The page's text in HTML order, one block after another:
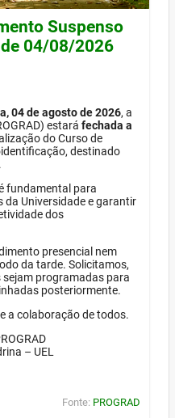
Suspenso
04/08/2026
04 de agosto de 2026, a
estará fechada a
do Curso de
destinado
fundamental para
Universidade e garantir
dos
presencial nem
da tarde. Solicitamos,
programadas para
posteriormente.
a colaboração de todos.
– UEL
Fonte: PROGRAD